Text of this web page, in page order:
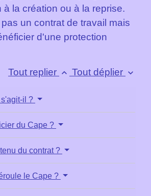
à la création ou à la reprise.
un contrat de travail mais
d'une protection
Tout replier keyboard_arrow_up Tout déplier keyboard_arrow_down
il ?
du Cape ?
du contrat ?
le Cape ?